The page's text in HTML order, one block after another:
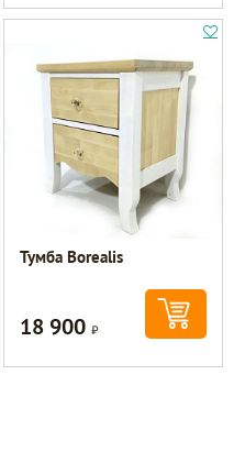
Тумба Borealis
18 900Р